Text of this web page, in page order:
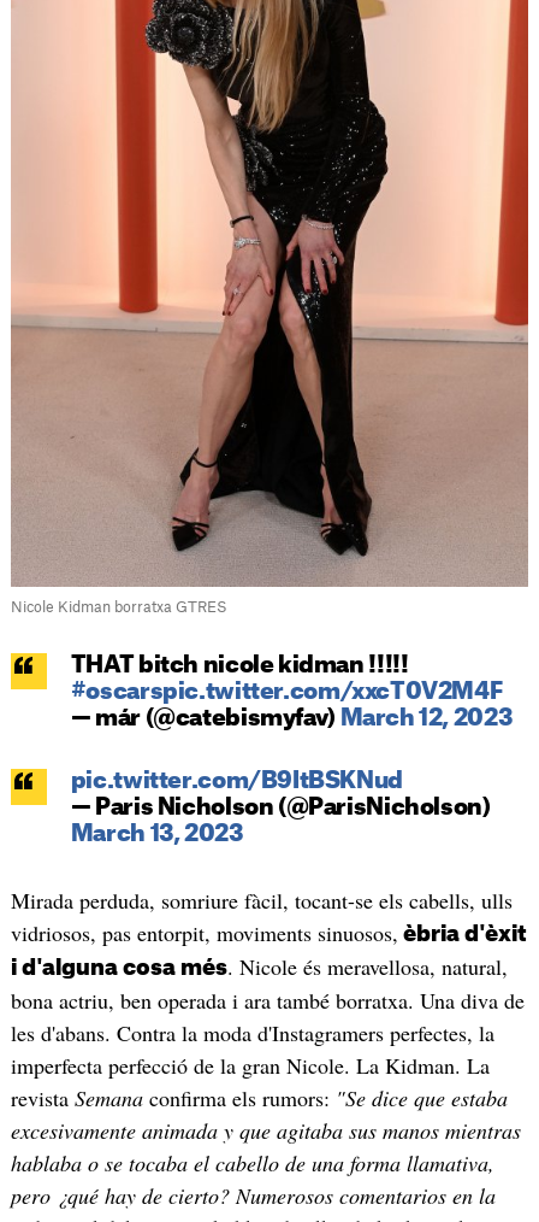
Nicole Kidman borratxa GTRES
THAT bitch nicole kidman !!!!!
#oscarspic.twitter.com/xxcT0V2M4F
— már (@catebismyfav) March 12, 2023
pic.twitter.com/B9ItBSKNud
— Paris Nicholson (@ParisNicholson)
March 13, 2023
Mirada perduda, somriure fàcil, tocant-se els cabells, ulls
vidriosos, pas entorpit, moviments sinuosos, èbria d'èxit
i d'alguna cosa més. Nicole és meravellosa, natural,
bona actriu, ben operada i ara també borratxa. Una diva de
les d'abans. Contra la moda d'Instagramers perfectes, la
imperfecta perfecció de la gran Nicole. La Kidman. La
revista Semana confirma els rumors: "Se dice que estaba
excesivamente animada y que agitaba sus manos mientras
hablaba o se tocaba el cabello de una forma llamativa,
pero ¿qué hay de cierto? Numerosos comentarios en la